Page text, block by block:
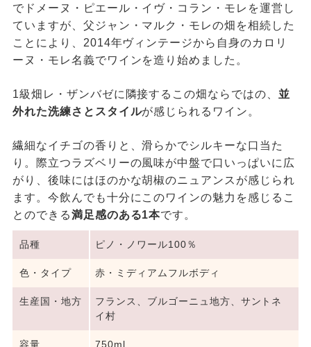
でドメーヌ・ピエール・イヴ・コラン・モレを運営し
ていますが、父ジャン・マルク・モレの畑を相続した
ことにより、2014年ヴィンテージから自身のカロリ
ーヌ・モレ名義でワインを造り始めました。
1級畑レ・ザンバゼに隣接するこの畑ならではの、 並
外れた洗練さとスタイルが感じられるワイン。
繊細なイチゴの香りと、滑らかでシルキーな口当た
り。際立つラズベリーの風味が中盤で口いっぱいに広
がり、後味にはほのかな胡椒のニュアンスが感じられ
ます。今飲んでも十分にこのワインの魅力を感じるこ
とのできる満足感のある1本です。
品種 ピノ・ノワール100％
色・タイプ 赤・ミディアムフルボディ
生産国・地方
フランス、ブルゴーニュ地方、サントネ
イ村
容量 750ml